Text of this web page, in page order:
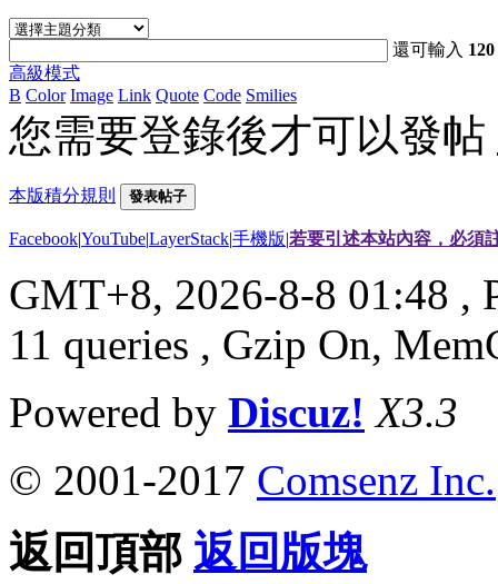
還可輸入 120
高級模式
B Color Image Link Quote Code Smilies
您需要登錄後才可以發帖
本版積分規則 發表帖子
Facebook|YouTube|LayerStack|手機版|若要引述本站內容，必須
GMT+8, 2026-8-8 01:48 ,
11 queries , Gzip On,
Powered by Discuz! X3.3
© 2001-2017 Comsenz Inc.
返回頂部 返回版塊